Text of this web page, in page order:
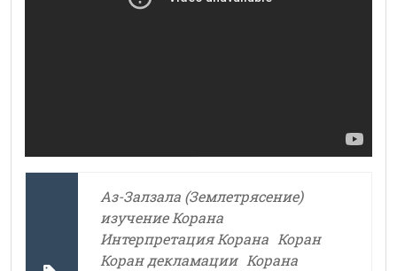
Аз-Залзала (Землетрясение)
изучение Корана
Интерпретация Корана Коран
Коран декламации Корана